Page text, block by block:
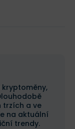
trzích a ve
na aktuální
trendy.